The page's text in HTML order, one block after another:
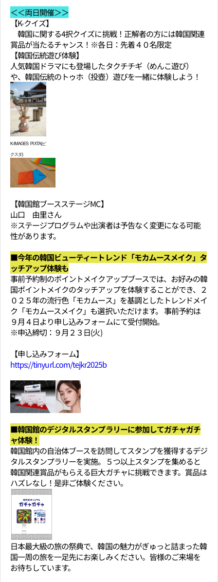
＜＜両日開催＞＞
【K-クイズ】
韓国に関する4択クイズに挑戦！正解者の方には韓国関連
賞品が当たるチャンス！※各日：先着４０名限定
【韓国伝統遊び体験】
人気韓国ドラマにも登場したタクチチギ（めんこ遊び）
や、韓国伝統のトゥホ（投壺）遊びを一緒に体験しよう！
K-IMAGES PIXTA(ピ
クスタ)
【韓国館ブースステージMC】
山口 由里さん
※ステージプログラムや出演者は予告なく変更になる可能
性があります。
■今年の韓国ビューティートレンド「モカムースメイク」タ
ッチアップ体験も
事前予約制のポイントメイクアップブースでは、お好みの韓
国ポイントメイクのタッチアップを体験することができ、２
０２５年の流行色「モカムース」を基調としたトレンドメイ
ク「モカムースメイク」も選択いただけます。 事前予約は
９月４日より申し込みフォームにて受付開始。
※申込締切：９月２３日(火)
【申し込みフォーム】
https://tinyurl.com/tejkr2025b
■韓国館のデジタルスタンプラリーに参加してガチャガチ
ャ体験！
韓国館内の自治体ブースを訪問してスタンプを獲得するデジ
タルスタンプラリーを実施。５つ以上スタンプを集めると
韓国関連賞品がもらえる巨大ガチャに挑戦できます。賞品は
ハズレなし！是非ご体験ください。
日本最大級の旅の祭典で、韓国の魅力がぎゅっと詰まった韓
国一周の旅を一足先にお楽しみください。皆様のご来場を
お待ちしています。